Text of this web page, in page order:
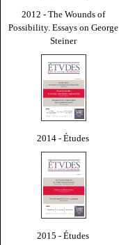
2012 - The Wounds of
Possibility. Essays on George
Steiner
2014 - Études
2015 - Études